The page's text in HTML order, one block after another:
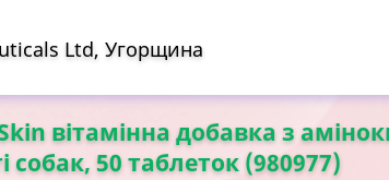
Ltd, Угорщина
вітамінна добавка з
50 таблеток (980977)